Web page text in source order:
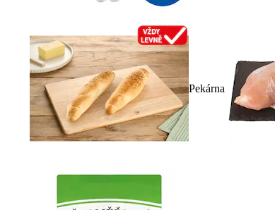
Pekárna